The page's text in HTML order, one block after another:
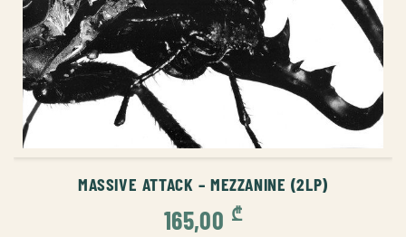
ᲙᲐᲚᲐᲗᲐᲨᲘ ᲓᲐᲛᲐᲢᲔᲑᲐ
MASSIVE ATTACK – MEZZANINE (2LP)
165,00 ₾